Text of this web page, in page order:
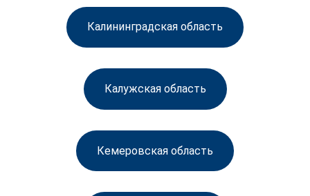
Калининградская область
Калужская область
Кемеровская область